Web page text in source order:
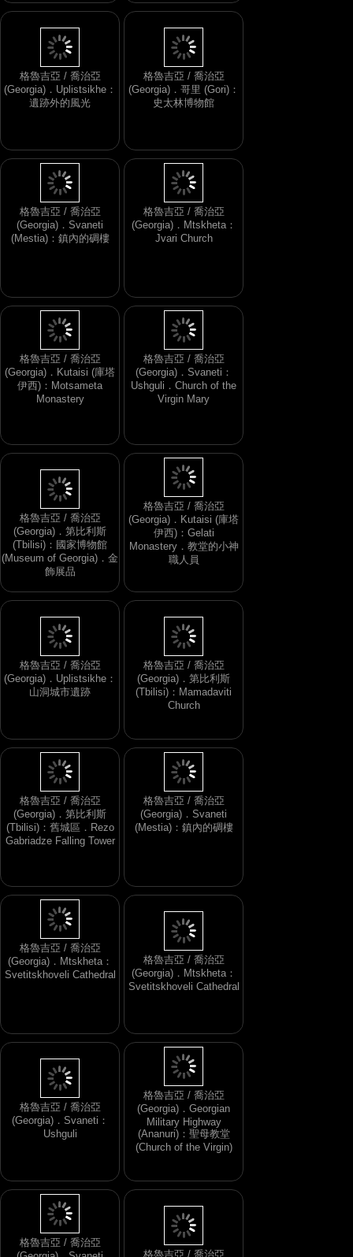
格魯吉亞 / 喬治亞
(Georgia)．Uplistsikhe：
遺跡外的風光
格魯吉亞 / 喬治亞
(Georgia)．哥里 (Gori)：
史太林博物館
格魯吉亞 / 喬治亞
(Georgia)．Svaneti
(Mestia)：鎮內的碉樓
格魯吉亞 / 喬治亞
(Georgia)．Mtskheta：
Jvari Church
格魯吉亞 / 喬治亞
(Georgia)．Kutaisi (庫塔
伊西)：Motsameta
Monastery
格魯吉亞 / 喬治亞
(Georgia)．Svaneti：
Ushguli．Church of the
Virgin Mary
格魯吉亞 / 喬治亞
(Georgia)．第比利斯
(Tbilisi)：國家博物館
(Museum of Georgia)．金
飾展品
格魯吉亞 / 喬治亞
(Georgia)．Kutaisi (庫塔
伊西)：Gelati
Monastery．教堂的小神
職人員
格魯吉亞 / 喬治亞
(Georgia)．Uplistsikhe：
山洞城市遺跡
格魯吉亞 / 喬治亞
(Georgia)．第比利斯
(Tbilisi)：Mamadaviti
Church
格魯吉亞 / 喬治亞
(Georgia)．第比利斯
(Tbilisi)：舊城區．Rezo
Gabriadze Falling Tower
格魯吉亞 / 喬治亞
(Georgia)．Svaneti
(Mestia)：鎮內的碉樓
格魯吉亞 / 喬治亞
(Georgia)．Mtskheta：
Svetitskhoveli Cathedral
格魯吉亞 / 喬治亞
(Georgia)．Mtskheta：
Svetitskhoveli Cathedral
格魯吉亞 / 喬治亞
(Georgia)．Svaneti：
Ushguli
格魯吉亞 / 喬治亞
(Georgia)．Georgian
Military Highway
(Ananuri)：聖母教堂
(Church of the Virgin)
格魯吉亞 / 喬治亞
格魯吉亞 / 喬治亞